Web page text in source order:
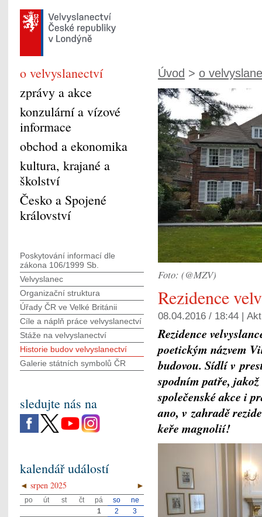
Úvod > o
Foto: (@MZV)
Rezidence
08.04.2016 / 18:44 |
Rezidence
poetickým názvem
budovou. Sídlí v
spodním patře,
společenské akce i
ano, v zahradě
keře magnolií!
o velvyslanectví
zprávy a akce
konzulární a vízové
informace
obchod a ekonomika
kultura, krajané a
školství
Česko a Spojené
království
Poskytování informací dle
zákona 106/1999 Sb.
Velvyslanec
Organizační struktura
Úřady ČR ve Velké Británii
Cíle a náplň práce velvyslanectví
Stáže na velvyslanectví
Historie budov velvyslanectví
Galerie státních symbolů ČR
sledujte nás na
kalendář událostí
◄ ►
srpen 2025
po út st čt pá so
ne
1
2
3